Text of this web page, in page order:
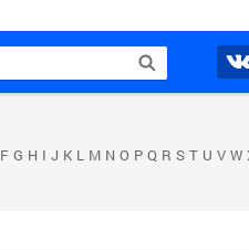
F G H I J K L M N O P Q R S T U V W